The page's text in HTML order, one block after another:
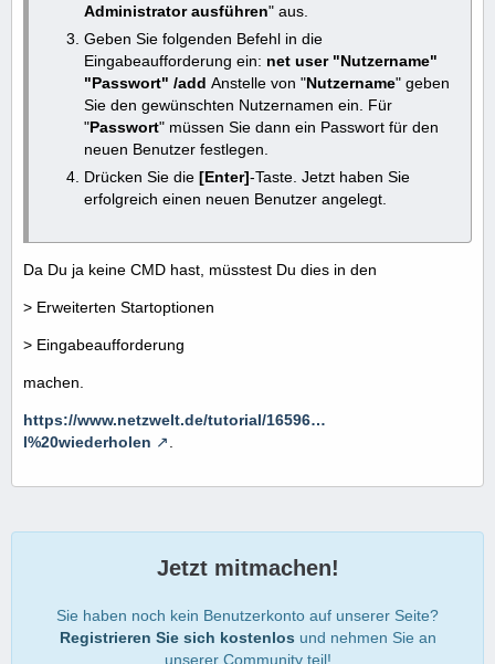
Administrator ausführen" aus.
Geben Sie folgenden Befehl in die
Eingabeaufforderung ein: net user "Nutzername"
"Passwort" /add Anstelle von "Nutzername" geben
Sie den gewünschten Nutzernamen ein. Für
"Passwort" müssen Sie dann ein Passwort für den
neuen Benutzer festlegen.
Drücken Sie die [Enter]-Taste. Jetzt haben Sie
erfolgreich einen neuen Benutzer angelegt.
Da Du ja keine CMD hast, müsstest Du dies in den
> Erweiterten Startoptionen
> Eingabeaufforderung
machen.
https://www.netzwelt.de/tutorial/16596…
l%20wiederholen
Jetzt mitmachen!
Sie haben noch kein Benutzerkonto auf unserer Seite?
Registrieren Sie sich kostenlos und nehmen Sie an
unserer Community teil!